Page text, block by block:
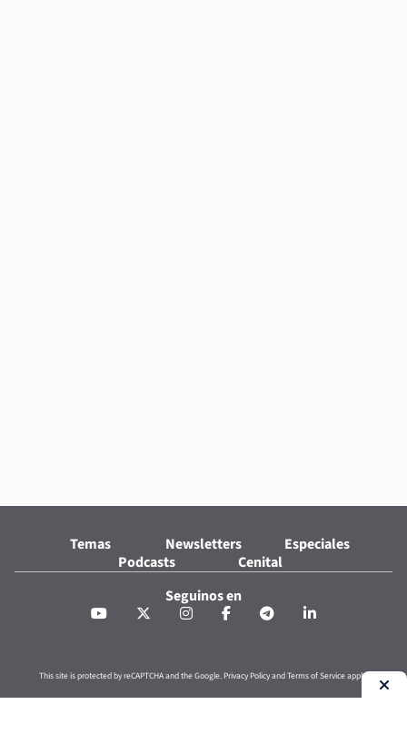
Temas Newsletters
Especiales
Podcasts
Cenital
Seguinos en
This site is protected by reCAPTCHA and the Google. Privacy PolicyandTerms of Serviceapply.